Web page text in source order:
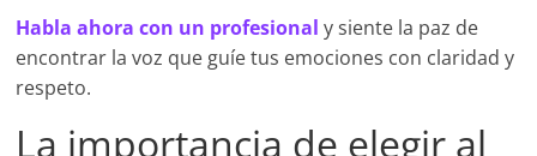
Habla ahora con un profesional y siente la paz de
encontrar la voz que guíe tus emociones con claridad y
respeto.
La importancia de elegir al